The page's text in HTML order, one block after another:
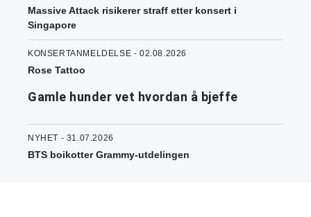
Massive Attack risikerer straff etter konsert i
Singapore
KONSERTANMELDELSE - 02.08.2026
Rose Tattoo
Gamle hunder vet hvordan å bjeffe
NYHET - 31.07.2026
BTS boikotter Grammy-utdelingen